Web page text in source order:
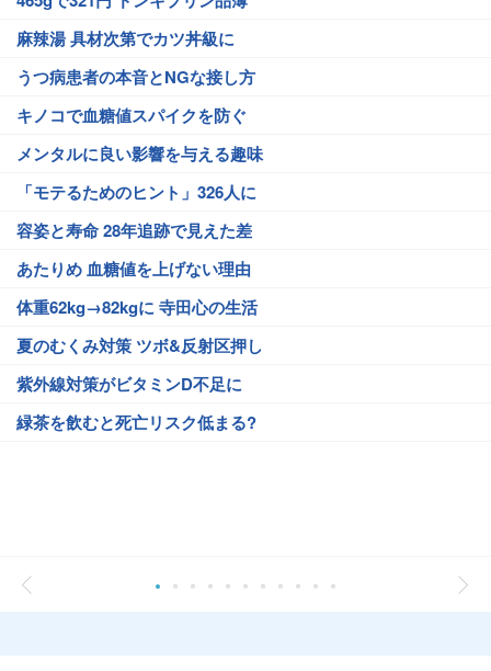
麻辣湯 具材次第でカツ丼級に
うつ病患者の本音とNGな接し方
キノコで血糖値スパイクを防ぐ
メンタルに良い影響を与える趣味
「モテるためのヒント」326人に
容姿と寿命 28年追跡で見えた差
あたりめ 血糖値を上げない理由
体重62kg→82kgに 寺田心の生活
夏のむくみ対策 ツボ&反射区押し
紫外線対策がビタミンD不足に
緑茶を飲むと死亡リスク低まる?